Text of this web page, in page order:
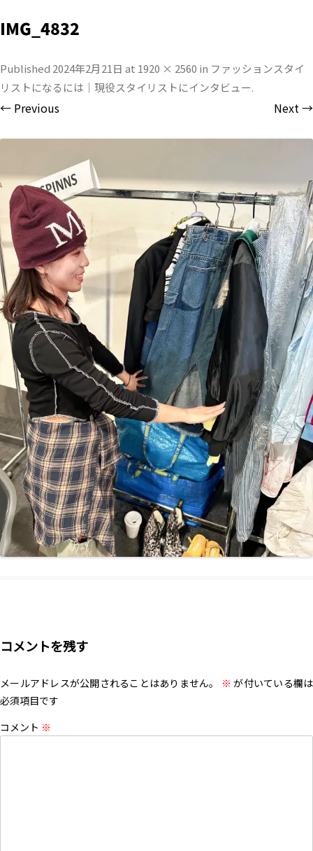
IMG_4832
Published 2024年2月21日 at 1920 × 2560 in ファッションスタイ
リストになるには｜現役スタイリストにインタビュー.
← Previous Next →
コメントを残す
メールアドレスが公開されることはありません。 ※ が付いている欄は
必須項目です
コメント ※